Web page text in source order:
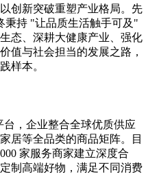
创新突破重塑产业格局。先
秉持 "让品质生活触手可及"
态、深耕大健康产业、强化
值与社会担当的发展之路，
样本。
，企业整合全球优质供应
居等全品类的商品矩阵。目
家服务商家建立深度合
制高端好物，满足不同消费